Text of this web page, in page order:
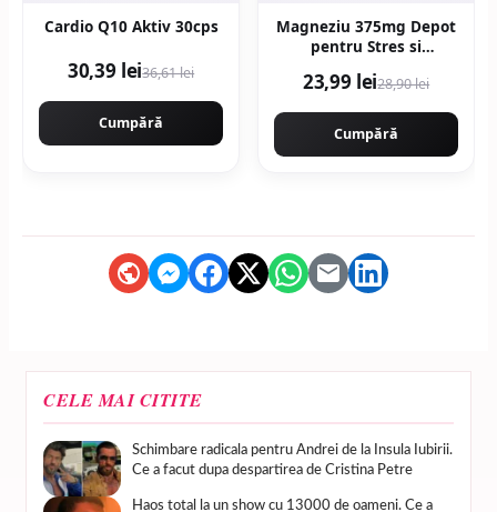
Cardio Q10 Aktiv 30cps
30,39 lei36,61 lei
Cumpără
Magneziu 375mg Depot
pentru Stres si
23,99 lei28,90 lei
Cumpără
CELE MAI CITITE
Schimbare radicala pentru Andrei de la Insula Iubirii.
Ce a facut dupa despartirea de Cristina Petre
Haos total la un show cu 13000 de oameni. Ce a